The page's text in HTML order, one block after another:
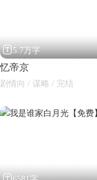
5.7万字
忆帝京
剧情向 / 谋略 / 完结